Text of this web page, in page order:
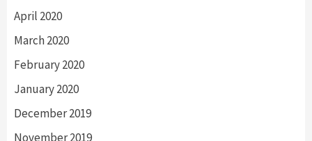
April 2020
March 2020
February 2020
January 2020
December 2019
November 2019